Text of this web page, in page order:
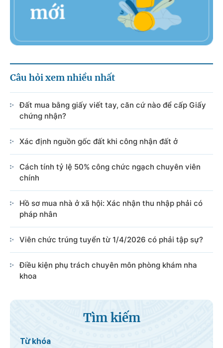
Câu hỏi xem nhiều nhất
Đất mua bằng giấy viết tay, căn cứ nào để cấp Giấy
chứng nhận?
Xác định nguồn gốc đất khi công nhận đất ở
Cách tính tỷ lệ 50% công chức ngạch chuyên viên
chính
Hồ sơ mua nhà ở xã hội: Xác nhận thu nhập phải có
pháp nhân
Viên chức trúng tuyển từ 1/4/2026 có phải tập sự?
Điều kiện phụ trách chuyên môn phòng khám nha
khoa
Tìm kiếm
Từ khóa